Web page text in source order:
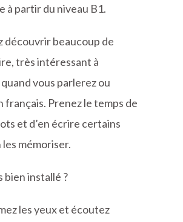
à partir du niveau B1.
découvrir beaucoup de
très intéressant à
vous parlerez ou
français. Prenez le temps de
et d’en écrire certains
mémoriser.
bien installé ?
les yeux et écoutez